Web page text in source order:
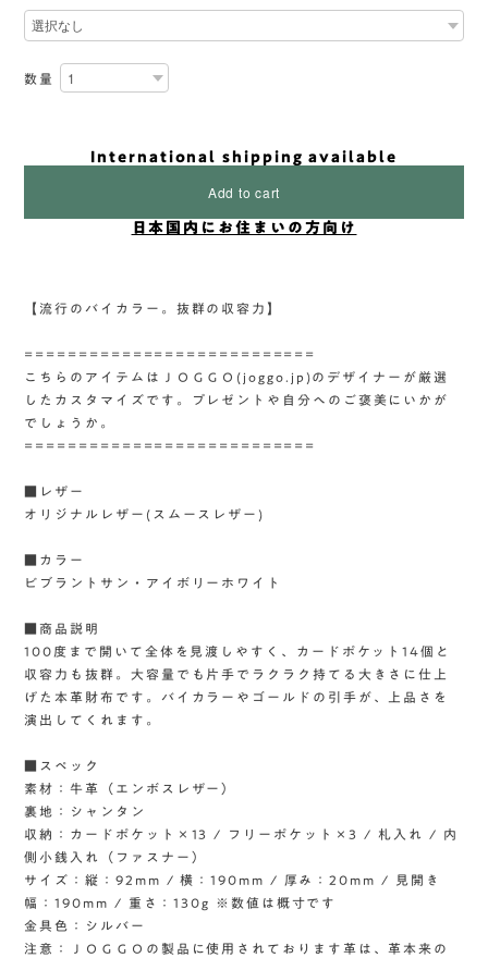
数量
International shipping available
Add to cart
日本国内にお住まいの方向け
【流行のバイカラー。抜群の収容力】
===========================
こちらのアイテムはＪＯＧＧＯ(joggo.jp)のデザイナーが厳選
したカスタマイズです。プレゼントや自分へのご褒美にいかが
でしょうか。
===========================
■レザー
オリジナルレザー(スムースレザー)
■カラー
ビブラントサン・アイボリーホワイト
■商品説明
100度まで開いて全体を見渡しやすく、カードポケット14個と
収容力も抜群。大容量でも片手でラクラク持てる大きさに仕上
げた本革財布です。バイカラーやゴールドの引手が、上品さを
演出してくれます。
■スペック
素材：牛革（エンボスレザー）
裏地：シャンタン
収納：カードポケット×13 / フリーポケット×3 / 札入れ / 内
側小銭入れ（ファスナー）
サイズ：縦：92mm / 横：190mm / 厚み：20mm / 見開き
幅：190mm / 重さ：130g ※数値は概寸です
金具色：シルバー
注意：ＪＯＧＧＯの製品に使用されております革は、革本来の